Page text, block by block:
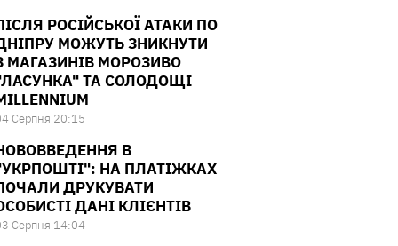
РОСІЙСЬКОЇ АТАКИ ПО
МОЖУТЬ ЗНИКНУТИ
МАГАЗИНІВ МОРОЗИВО
ТА СОЛОДОЩІ
Серпня 20:15
В
НА ПЛАТІЖКАХ
ДРУКУВАТИ
ДАНІ КЛІЄНТІВ
Серпня 14:04